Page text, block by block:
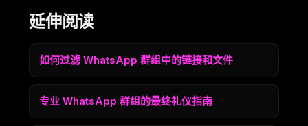
延伸阅读
如何过滤 WhatsApp 群组中的链接和文件
专业 WhatsApp 群组的最终礼仪指南